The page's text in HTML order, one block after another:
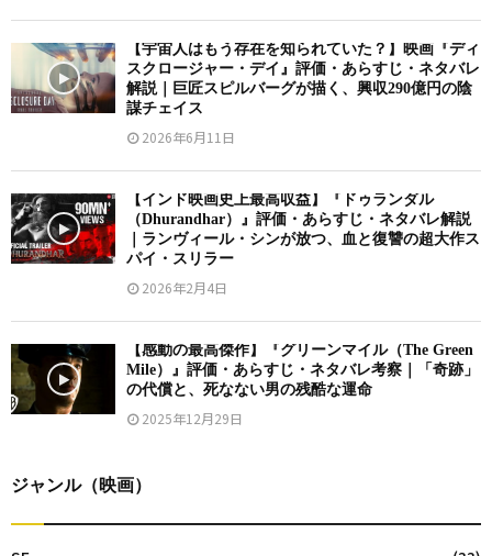
【宇宙人はもう存在を知られていた？】映画『ディ
スクロージャー・デイ』評価・あらすじ・ネタバレ
解説｜巨匠スピルバーグが描く、興収290億円の陰
謀チェイス
2026年6月11日
【インド映画史上最高収益】『ドゥランダル
（Dhurandhar）』評価・あらすじ・ネタバレ解説
｜ランヴィール・シンが放つ、血と復讐の超大作ス
パイ・スリラー
2026年2月4日
【感動の最高傑作】『グリーンマイル（The Green
Mile）』評価・あらすじ・ネタバレ考察｜「奇跡」
の代償と、死なない男の残酷な運命
2025年12月29日
ジャンル（映画）